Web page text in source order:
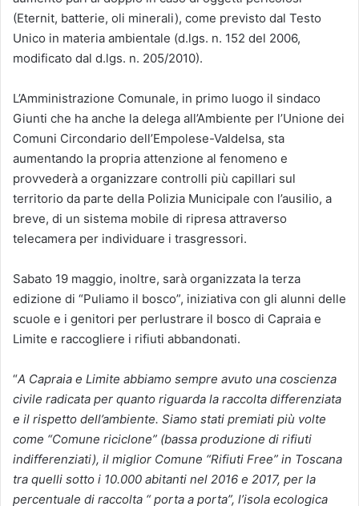
(Eternit, batterie, oli minerali), come previsto dal Testo
Unico in materia ambientale (d.lgs. n. 152 del 2006,
modificato dal d.lgs. n. 205/2010).
L’Amministrazione Comunale, in primo luogo il sindaco
Giunti che ha anche la delega all’Ambiente per l’Unione dei
Comuni Circondario dell’Empolese-Valdelsa, sta
aumentando la propria attenzione al fenomeno e
provvederà a organizzare controlli più capillari sul
territorio da parte della Polizia Municipale con l’ausilio, a
breve, di un sistema mobile di ripresa attraverso
telecamera per individuare i trasgressori.
Sabato 19 maggio, inoltre, sarà organizzata la terza
edizione di “Puliamo il bosco”, iniziativa con gli alunni delle
scuole e i genitori per perlustrare il bosco di Capraia e
Limite e raccogliere i rifiuti abbandonati.
“A Capraia e Limite abbiamo sempre avuto una coscienza
civile radicata per quanto riguarda la raccolta differenziata
e il rispetto dell’ambiente. Siamo stati premiati più volte
come “Comune riciclone” (bassa produzione di rifiuti
indifferenziati), il miglior Comune “Rifiuti Free” in Toscana
tra quelli sotto i 10.000 abitanti nel 2016 e 2017, per la
percentuale di raccolta “ porta a porta”, l’isola ecologica